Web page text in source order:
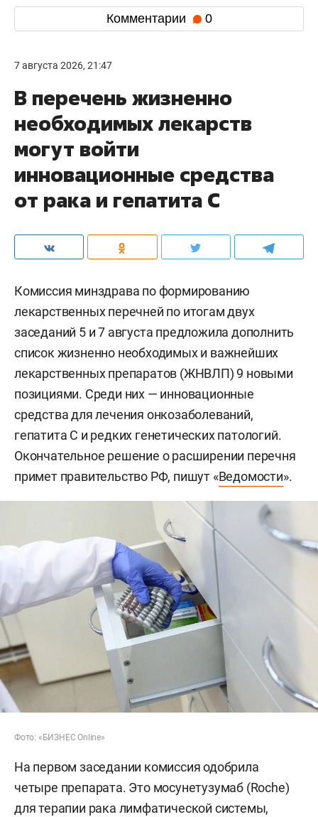
Комментарии 0
7 августа 2026, 21:47
В перечень жизненно
необходимых лекарств
могут войти
инновационные средства
от рака и гепатита С
Комиссия минздрава по формированию
лекарственных перечней по итогам двух
заседаний 5 и 7 августа предложила дополнить
список жизненно необходимых и важнейших
лекарственных препаратов (ЖНВЛП) 9 новыми
позициями. Среди них — инновационные
средства для лечения онкозаболеваний,
гепатита С и редких генетических патологий.
Окончательное решение о расширении перечня
примет правительство РФ, пишут «Ведомости».
Фото: «БИЗНЕС Online»
На первом заседании комиссия одобрила
четыре препарата. Это мосунетузумаб (Roche)
для терапии рака лимфатической системы,